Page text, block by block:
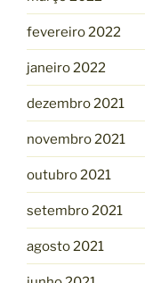
fevereiro 2022
janeiro 2022
dezembro 2021
novembro 2021
outubro 2021
setembro 2021
agosto 2021